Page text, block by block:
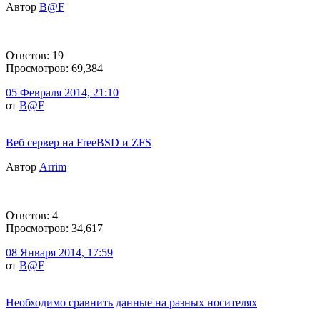
Автор B@F
Ответов: 19
Просмотров: 69,384
05 Февраля 2014, 21:10
от B@F
Веб сервер на FreeBSD и ZFS
Автор Arrim
Ответов: 4
Просмотров: 34,617
08 Января 2014, 17:59
от B@F
Необходимо сравнить данные на разных носителях